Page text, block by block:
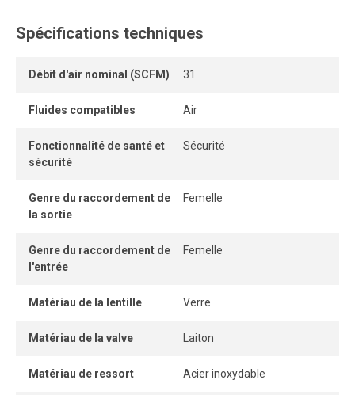
Compact et léger, il est muni d’un bouton « push-to-lock »
installé au mur ou directement sur l’outil, offrant une
Spécifications techniques
Débit d'air nominal (SCFM) 31
Fluides compatibles Air
Fonctionnalité de santé et
sécurité
Sécurité
Genre du raccordement de
la sortie
Femelle
Genre du raccordement de
l'entrée
Femelle
Matériau de la lentille Verre
Matériau de la valve Laiton
Matériau de ressort Acier inoxydable